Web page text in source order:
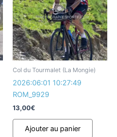
Col du Tourmalet (La Mongie)
2026:06:01 10:27:49
ROM_9929
13,00€
Ajouter au panier